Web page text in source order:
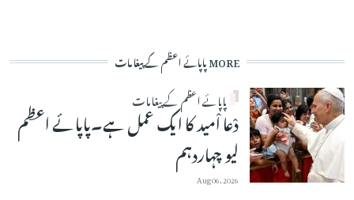
MORE پاپائے اعظم کے پیغامات
پاپائے اعظم کے پیغامات
دْعا اْمید کا ایک عمل ہے۔پاپائے اعظم
لیو چہاردہم
Aug 06, 2026